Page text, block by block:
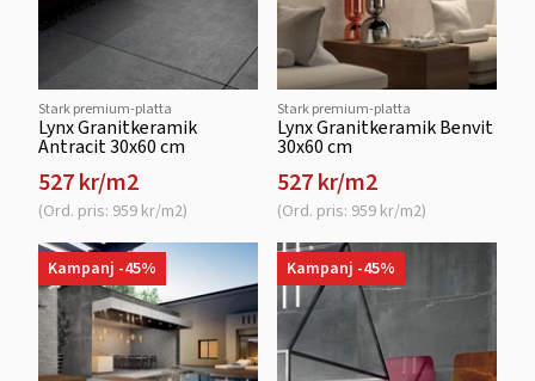
Stark premium-platta
Lynx Granitkeramik
Antracit 30x60 cm
527 kr/m2
(Ord. pris: 959 kr/m2)
Stark premium-platta
Lynx Granitkeramik Benvit
30x60 cm
527 kr/m2
(Ord. pris: 959 kr/m2)
Kampanj -45% Kampanj -45%